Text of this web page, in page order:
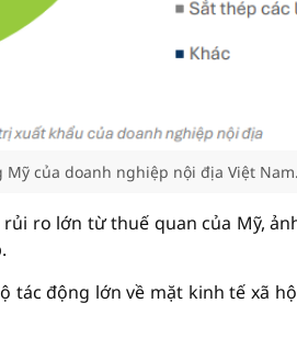
Mỹ của doanh nghiệp nội địa Việt Nam.
ro lớn từ thuế quan của Mỹ,
tác động lớn về mặt kinh tế xã